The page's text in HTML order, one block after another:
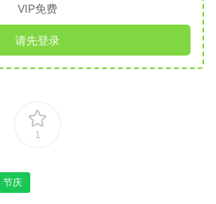
VIP免费
请先登录
1
节庆